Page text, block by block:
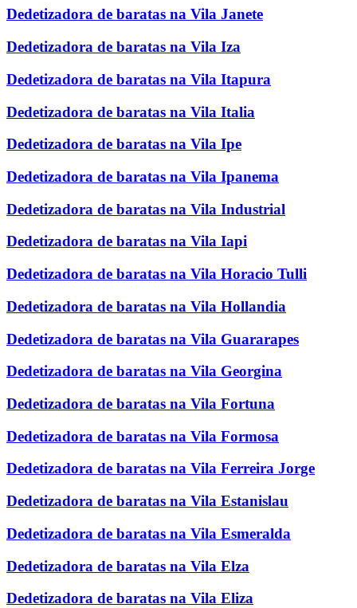
Dedetizadora de baratas na Vila Janete
Dedetizadora de baratas na Vila Iza
Dedetizadora de baratas na Vila Itapura
Dedetizadora de baratas na Vila Italia
Dedetizadora de baratas na Vila Ipe
Dedetizadora de baratas na Vila Ipanema
Dedetizadora de baratas na Vila Industrial
Dedetizadora de baratas na Vila Iapi
Dedetizadora de baratas na Vila Horacio Tulli
Dedetizadora de baratas na Vila Hollandia
Dedetizadora de baratas na Vila Guararapes
Dedetizadora de baratas na Vila Georgina
Dedetizadora de baratas na Vila Fortuna
Dedetizadora de baratas na Vila Formosa
Dedetizadora de baratas na Vila Ferreira Jorge
Dedetizadora de baratas na Vila Estanislau
Dedetizadora de baratas na Vila Esmeralda
Dedetizadora de baratas na Vila Elza
Dedetizadora de baratas na Vila Eliza